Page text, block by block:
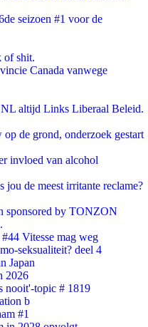
seizoen #1 voor de
of shit.
Canada vanwege
altijd Links Liberaal Beleid.
de grond, onderzoek gestart
invloed van alcohol
jou de meest irritante reclame?
sponsored by TONZON
Vitesse mag weg
seksualiteit? deel 4
Japan
2026
nooit'-topic # 1819
b
#1